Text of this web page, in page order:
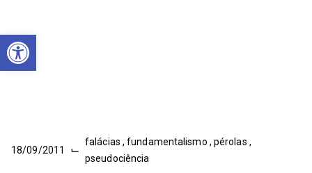
Abrir a barra de ferramentas
18/09/2011 ⌙
falácias ,fundamentalismo , pérolas ,
pseudociência